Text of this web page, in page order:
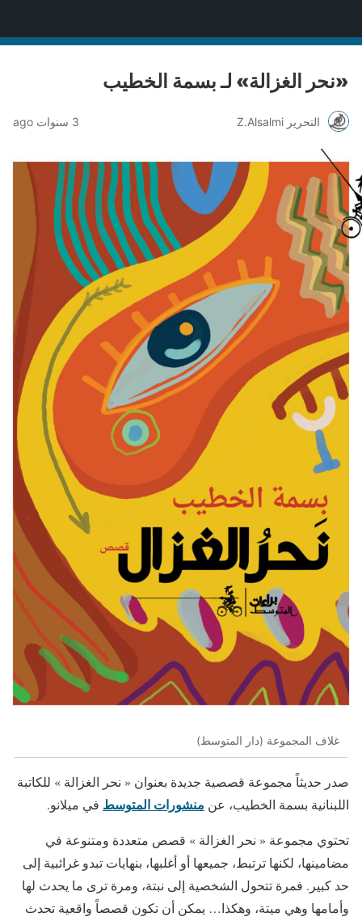
«نحر الغزالة» لـ بسمة الخطيب
التحرير Z.Alsalmi 3 سنوات ago
غلاف المجموعة (دار المتوسط)
صدر حديثاً مجموعة قصصية جديدة بعنوان « نحر الغزالة » للكاتبة
اللبنانية بسمة الخطيب، عن منشورات المتوسط في ميلانو.
تحتوي مجموعة « نحر الغزالة » قصص متعددة ومتنوعة في
مضامينها، لكنها ترتبط، جميعها أو أغلبها، بنهايات تبدو غرائبية إلى
حد كبير. فمرة تتحول الشخصية إلى نبتة، ومرة ترى ما يحدث لها
وأمامها وهي ميتة، وهكذا… يمكن أن تكون قصصاً واقعية تحدث